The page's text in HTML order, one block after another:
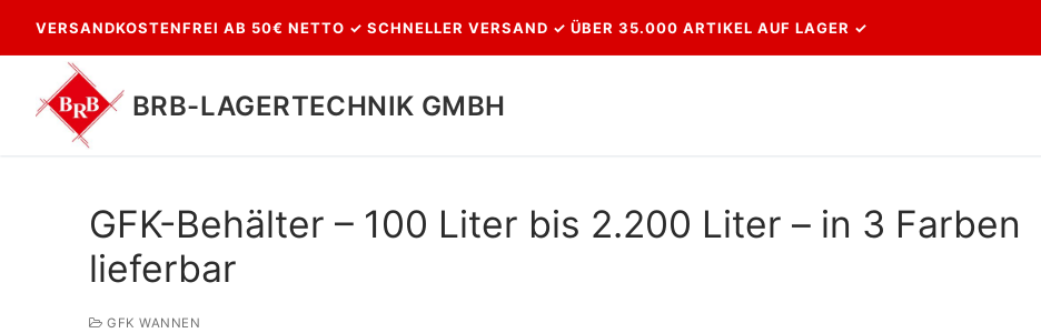
Inhalt
springen
VERSANDKOSTENFREI AB 50€ NETTO ✓ SCHNELLER VERSAND ✓ ÜBER 35.000 ARTIKEL AUF LAGER ✓
BRB-LAGERTECHNIK GMBH
GFK-Behälter – 100 Liter bis 2.200 Liter – in 3 Farben
lieferbar
GFK WANNEN